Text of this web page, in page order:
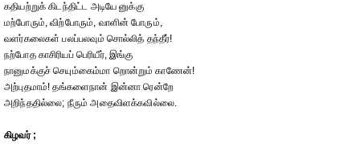
கதியற்றுக் கிடந்திட்ட அடியே னுக்கு
மற்போரும், விற்போரும், வாளின் போரும்,
வளர்கலைகள் பலப்பலவும் சொல்லித் தந்தீர்!
நற்போத காசிரியப் பெரியீர், இங்கு
நானுமக்குச் செயும்கைம்மா றொன்றும் காணேன்!
அற்புதமாம்! தங்களைநான் இன்னா ரென்றே
அறிந்ததில்லை; நீரும் அதைவிளக்கவில்லை.
கிழவர் ;